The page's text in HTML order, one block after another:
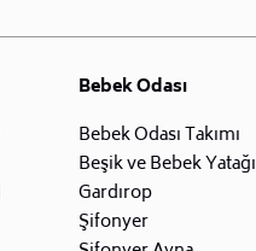
Bebek Odası
Bebek Odası Takımı
Beşik ve Bebek Yatağı
Gardırop
Şifonyer